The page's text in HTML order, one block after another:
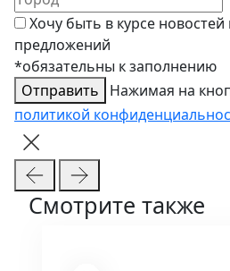
Хочу быть в курсе
предложений
*обязательны к заполнению
Отправить
Нажимая на
политикой
Смотрите также